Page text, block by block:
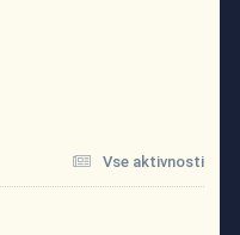
Vse aktivnosti